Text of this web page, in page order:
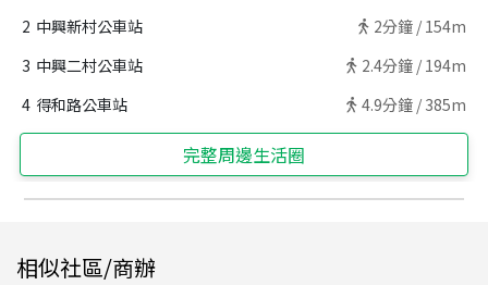
2 中興新村公車站 2分鐘 / 154m
3 中興二村公車站 2.4分鐘 / 194m
4 得和路公車站 4.9分鐘 / 385m
完整周邊生活圈
相似社區/商辦